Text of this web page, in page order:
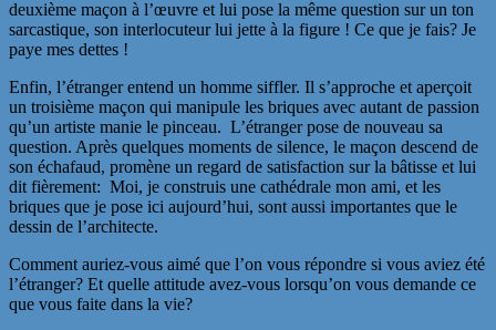
deuxième maçon à l’œuvre et lui pose la même question sur un ton
sarcastique, son interlocuteur lui jette à la figure ! Ce que je fais? Je
paye mes dettes !
Enfin, l’étranger entend un homme siffler. Il s’approche et aperçoit
un troisième maçon qui manipule les briques avec autant de passion
qu’un artiste manie le pinceau. L’étranger pose de nouveau sa
question. Après quelques moments de silence, le maçon descend de
son échafaud, promène un regard de satisfaction sur la bâtisse et lui
dit fièrement: Moi, je construis une cathédrale mon ami, et les
briques que je pose ici aujourd’hui, sont aussi importantes que le
dessin de l’architecte.
Comment auriez-vous aimé que l’on vous répondre si vous aviez été
l’étranger? Et quelle attitude avez-vous lorsqu’on vous demande ce
que vous faite dans la vie?